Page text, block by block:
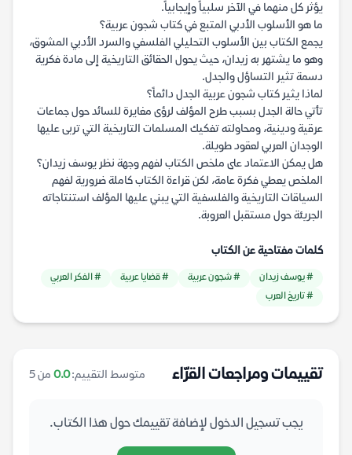
يؤثر كل منهما في الآخر سلبياً وإيجابياً.
ما هو الأسلوب الأدبي المتبع في كتاب شجون عربية؟
يجمع الكتاب بين الأسلوب التحليلي الفلسفي والسرد الأدبي المشوق،
وهو ما يشتهر به زيدان، حيث يحول الحقائق التاريخية إلى مادة فكرية
دسمة تثير التساؤل والجدل.
لماذا يثير كتاب شجون عربية الجدل دائماً؟
تأتي حالة الجدل بسبب طرح المؤلف لرؤى مغايرة للسائد حول جماعات
عرقية ودينية، ومحاولته تفكيك المسلمات التاريخية التي تربى عليها
الوجدان العربي لعقود طويلة.
هل يمكن الاعتماد على ملخص الكتاب لفهم وجهة نظر يوسف زيدان؟
الملخص يعطي فكرة عامة، لكن قراءة الكتاب كاملة ضرورية لفهم
السياقات التاريخية والفلسفية التي يبني عليها المؤلف استنتاجاته
الجريئة حول مستقبل العروبة.
كلمات مفتاحية عن الكتاب
# يوسف زيدان # شجون عربية # قضايا عربية
# الفكر العربي
# تاريخ العرب
تقييمات ومراجعات القرّاء متوسط التقييم:0.0 من 5
يجب تسجيل الدخول لإضافة تقييمك حول هذا الكتاب.